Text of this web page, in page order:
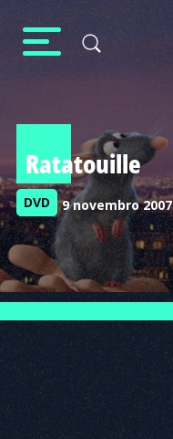
Ratatouille
DVD 9 novembro 2007